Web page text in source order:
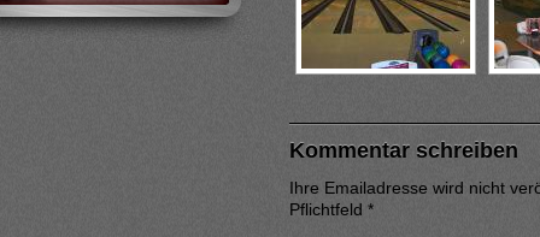
Kommentar schreiben
Ihre Emailadresse wird nicht
Pflichtfeld *